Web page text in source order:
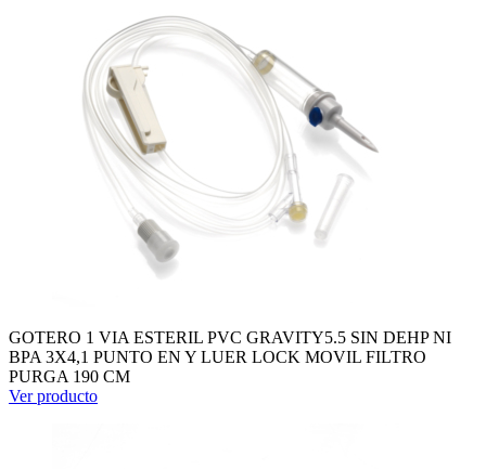
GOTERO 1 VIA ESTERIL PVC GRAVITY5.5 SIN DEHP NI
BPA 3X4,1 PUNTO EN Y LUER LOCK MOVIL FILTRO
PURGA 190 CM
Ver producto